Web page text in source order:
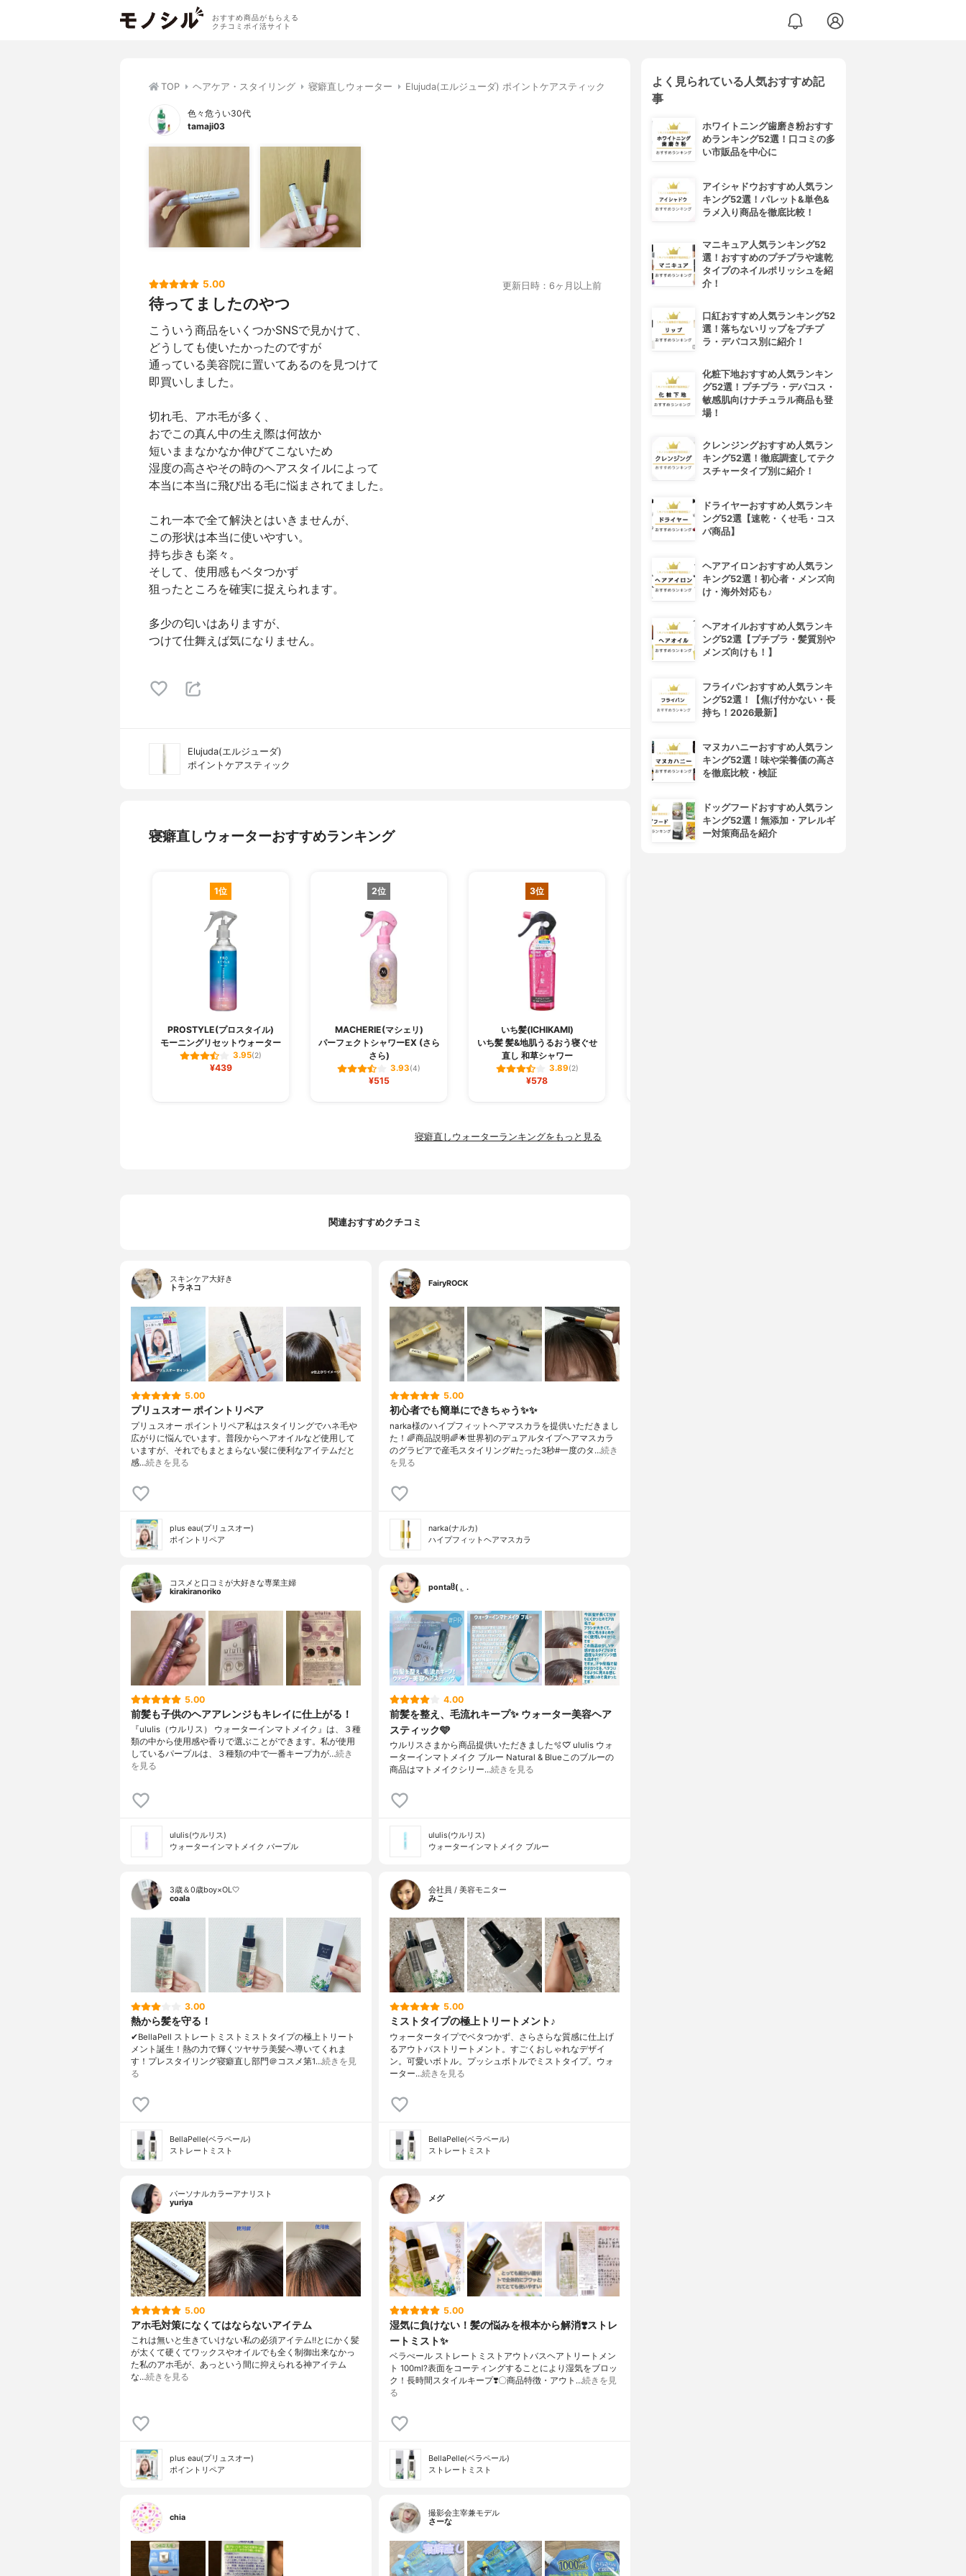
おすすめ商品がもらえる
クチコミポイ活サイト
TOP ヘアケア・スタイリング 寝癖直しウォーター Elujuda(エルジューダ) ポイントケアスティック
色々危うい30代
tamaji03
5.00 更新日時：6ヶ月以上前
待ってましたのやつ
こういう商品をいくつかSNSで見かけて、
どうしても使いたかったのですが
通っている美容院に置いてあるのを見つけて
即買いしました。
切れ毛、アホ毛が多く、
おでこの真ん中の生え際は何故か
短いままなかなか伸びてこないため
湿度の高さやその時のヘアスタイルによって
本当に本当に飛び出る毛に悩まされてました。
これ一本で全て解決とはいきませんが、
この形状は本当に使いやすい。
持ち歩きも楽々。
そして、使用感もベタつかず
狙ったところを確実に捉えられます。
多少の匂いはありますが、
つけて仕舞えば気になりません。
Elujuda(エルジューダ)
ポイントケアスティック
寝癖直しウォーターおすすめランキング
1位
PROSTYLE(プロスタイル)
モーニングリセットウォーター
3.95(2)
¥439
2位
MACHERIE(マシェリ)
パーフェクトシャワーEX (さら
さら)
3.93(4)
¥515
3位
いち髪(ICHIKAMI)
いち髪 髪&地肌うるおう寝ぐせ
直し 和草シャワー
3.89(2)
¥578
寝癖直しウォーターランキングをもっと見る
関連おすすめクチコミ
スキンケア大好き
トラネコ
5.00
プリュスオー ポイントリペア
プリュスオー ポイントリペア私はスタイリングでハネ毛や
広がりに悩んでいます。普段からヘアオイルなど使用して
いますが、それでもまとまらない髪に便利なアイテムだと
感…続きを見る
plus eau(プリュスオー)
ポイントリペア
FairyROCK
5.00
初心者でも簡単にできちゃう✨✨
narka様のハイプフィットヘアマスカラを提供いただきまし
た！🌈商品説明🌈🌟世界初のデュアルタイプヘアマスカラ
のグラビアで産毛スタイリング#たった3秒#一度のタ…続き
を見る
narka(ナルカ)
ハイプフィットヘアマスカラ
コスメと口コミが大好きな専業主婦
kirakiranoriko
5.00
前髪も子供のヘアアレンジもキレイに仕上がる！
『ululis（ウルリス） ウォーターインマトメイク』は、３種
類の中から使用感や香りで選ぶことができます。私が使用
しているパープルは、３種類の中で一番キープ力が…続き
を見る
ululis(ウルリス)
ウォーターインマトメイク パープル
pontaჱ̒( . ̫ .
4.00
前髪を整え、毛流れキープ✨️ ウォーター美容ヘア
スティック🩵
ウルリスさまから商品提供いただきました🫧‪♡⃛ ululis ウォ
ーターインマトメイク ブルー Natural & Blueこのブルーの
商品はマトメイクシリー…続きを見る
ululis(ウルリス)
ウォーターインマトメイク ブルー
3歳＆0歳boy×OL🤍
coala
3.00
熱から髪を守る！
✔︎BellaPell ストレートミストミストタイプの極上トリート
メント誕生！熱の力で輝くツヤサラ美髪へ導いてくれま
す！プレスタイリング寝癖直し部門＠コスメ第1…続きを見
る
BellaPelle(ベラペール)
ストレートミスト
会社員 / 美容モニター
みこ
5.00
ミストタイプの極上トリートメント♪
ウォータータイプでベタつかず、さらさらな質感に仕上げ
るアウトバストリートメント。すごくおしゃれなデザイ
ン。可愛いボトル。プッシュボトルでミストタイプ。ウォ
ーター…続きを見る
BellaPelle(ベラペール)
ストレートミスト
パーソナルカラーアナリスト
yuriya
5.00
アホ毛対策になくてはならないアイテム
これは無いと生きていけない私の必須アイテム‼️とにかく髪
が太くて硬くてワックスやオイルでも全く制御出来なかっ
た私のアホ毛が、あっという間に抑えられる神アイテム
な…続きを見る
plus eau(プリュスオー)
ポイントリペア
メグ
5.00
湿気に負けない！髪の悩みを根本から解消❣️ストレ
ートミスト✨
ベラぺール ストレートミストアウトバスヘアトリートメン
ト 100ml?表面をコーティングすることにより湿気をブロッ
ク！長時間スタイルキープ❣️〇商品特徴・アウト…続きを見
る
BellaPelle(ベラペール)
ストレートミスト
chia
撮影会主宰兼モデル
さーな
よく見られている人気おすすめ記
事
ホワイトニング歯磨き粉おすす
めランキング52選！口コミの多
い市販品を中心に
アイシャドウおすすめ人気ラン
キング52選！パレット&単色&
ラメ入り商品を徹底比較！
マニキュア人気ランキング52
選！おすすめのプチプラや速乾
タイプのネイルポリッシュを紹
介！
口紅おすすめ人気ランキング52
選！落ちないリップをプチプ
ラ・デパコス別に紹介！
化粧下地おすすめ人気ランキン
グ52選！プチプラ・デパコス・
敏感肌向けナチュラル商品も登
場！
クレンジングおすすめ人気ラン
キング52選！徹底調査してテク
スチャータイプ別に紹介！
ドライヤーおすすめ人気ランキ
ング52選【速乾・くせ毛・コス
パ商品】
ヘアアイロンおすすめ人気ラン
キング52選！初心者・メンズ向
け・海外対応も♪
ヘアオイルおすすめ人気ランキ
ング52選【プチプラ・髪質別や
メンズ向けも！】
フライパンおすすめ人気ランキ
ング52選！【焦げ付かない・長
持ち！2026最新】
マヌカハニーおすすめ人気ラン
キング52選！味や栄養価の高さ
を徹底比較・検証
ドッグフードおすすめ人気ラン
キング52選！無添加・アレルギ
ー対策商品を紹介